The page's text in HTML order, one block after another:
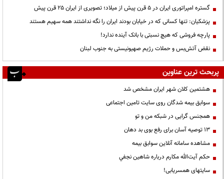
گستره امپراتوری ایران در ۵ قرن پیش از میلاد؛ تصویری از ایران ۲۵ قرن پیش
پزشکیان: تنها کسانی که در خیابان بودند ایران را نگه نداشتند همه سهیم هستند
پارچه فروشی که هیچ نسبتی با بانک آینده ندارد!
نقض آتش‌بس و حملات رژیم صهیونیستی به جنوب لبنان
پربحث ترین عناوین
هشتمین کلان شهر ایران مشخص شد
سوابق بیمه شدگان روی سایت تامین اجتماعی
همجنس گرایی در شبکه من و تو
13 توصیه آسان برای رفع بوی بد دهان
مشاهده سامانه آنلاين سوابق بیمه
حكم آيت‌الله مكارم درباره شاهين نجفي
سایتهای همسریابی!